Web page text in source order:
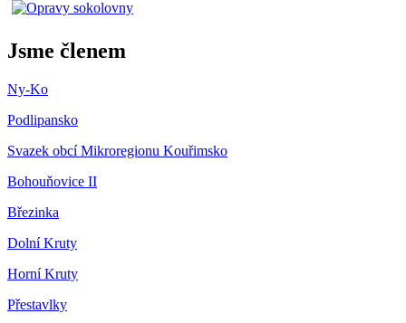
Jsme členem
Ny-Ko
Podlipansko
Svazek obcí Mikroregionu Kouřimsko
Bohouňovice II
Březinka
Dolní Kruty
Horní Kruty
Přestavlky